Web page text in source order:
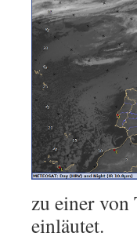
zu einer von
einläutet.